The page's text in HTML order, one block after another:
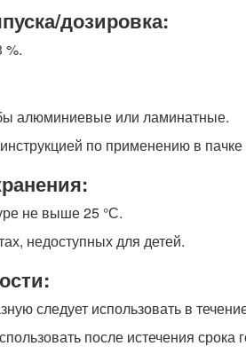
дозировка:
%.
алюминиевые или ламинатные.
по применению в пачке
не выше 25 °С.
недоступных для детей.
следует использовать в
после истечения срока